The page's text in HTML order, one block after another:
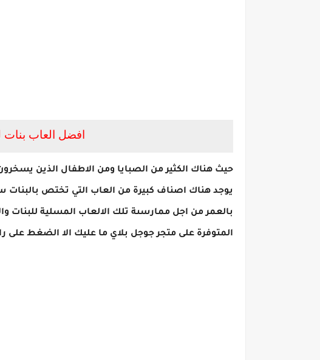
افضل العاب بنات
حيث هناك الكثير من الصبايا ومن الاطفال الذين
يوجد هناك اصناف كبيرة من العاب التي تختص بالبنات
بالعمر من اجل ممارسىة تلك الالعاب المسلية للبنات
المتوفرة على متجر جوجل بلاي ما عليك الا الضغط على